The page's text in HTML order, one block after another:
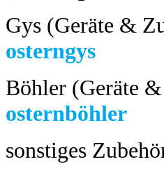
Gys (Geräte &
osterngys
Böhler (Geräte
osternböhler
sonstiges